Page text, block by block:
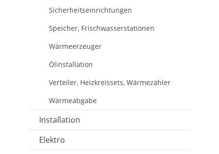
Sicherheitseinrichtungen
Speicher, Frischwasserstationen
Wärmeerzeuger
Ölinstallation
Verteiler, Heizkreissets, Wärmezähler
Wärmeabgabe
Installation
Elektro